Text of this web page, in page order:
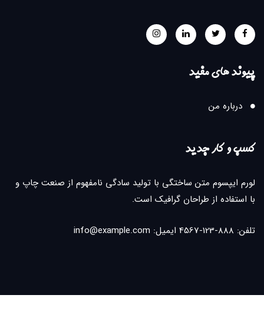
پیوند های مفید
درباره من
کسب و کار جدید
لورم ایپسوم متن ساختگی با تولید سادگی نامفهوم از صنعت چاپ و
با استفاده از طراحان گرافیک است.
تلفن: 888-123-4567 ایمیل: info@example.com